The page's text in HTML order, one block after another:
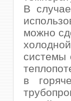
В
можно
системы
в